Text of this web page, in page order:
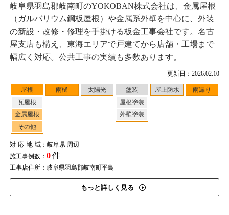
更新日：2026.02.10
屋根
瓦屋根
金属屋根
その他
雨樋 太陽光
塗装
屋根塗装
外壁塗装
屋上防水 雨漏り
対応地域：岐阜県 周辺
施工事例数： 0件
工事店住所：岐阜県羽島郡岐南町平島
もっと詳しく見る
岐阜県羽島郡岐南町のYOKOBAN株式会社は、金属屋根
（ガルバリウム鋼板屋根）や金属系外壁を中心に、外装
の新設・改修・修理を手掛ける板金工事会社です。名古
屋支店も構え、東海エリアで戸建てから店舗・工場まで
幅広く対応。公共工事の実績も多数あります。